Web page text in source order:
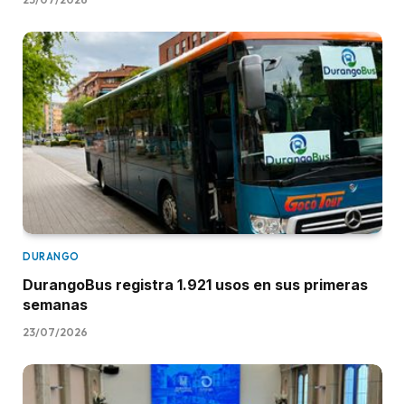
DURANGO
DurangoBus registra 1.921 usos en sus primeras
semanas
23/07/2026